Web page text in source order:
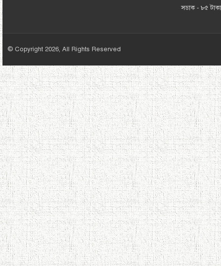
সডাক - ৮৫ টাকা
© Copyright 2026, All Rights Reserved